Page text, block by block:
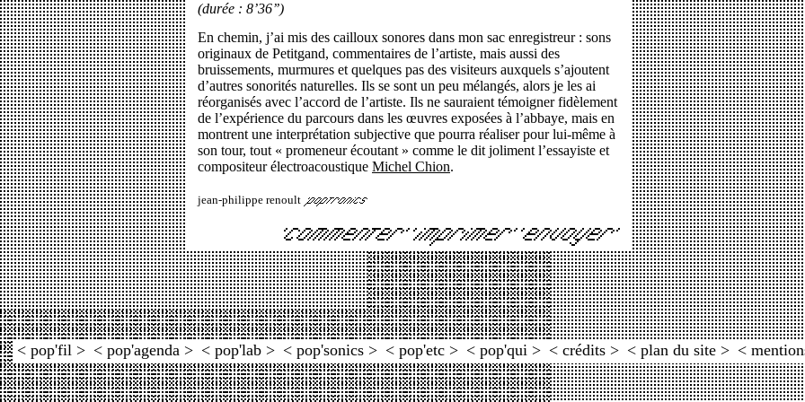
(durée : 8’36’’)
En chemin, j’ai mis des cailloux sonores dans mon sac enregistreur : sons
originaux de Petitgand, commentaires de l’artiste, mais aussi des
bruissements, murmures et quelques pas des visiteurs auxquels s’ajoutent
d’autres sonorités naturelles. Ils se sont un peu mélangés, alors je les ai
réorganisés avec l’accord de l’artiste. Ils ne sauraient témoigner fidèlement
de l’expérience du parcours dans les œuvres exposées à l’abbaye, mais en
montrent une interprétation subjective que pourra réaliser pour lui-même à
son tour, tout « promeneur écoutant » comme le dit joliment l’essayiste et
compositeur électroacoustique Michel Chion.
jean-philippe renoult
< pop'fil > < pop'agenda > < pop'lab > < pop'sonics > < pop'etc > < pop'qui > < crédits > < plan du site > <